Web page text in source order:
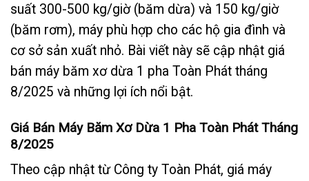
suất 300-500 kg/giờ (băm dừa) và 150 kg/giờ
(băm rơm), máy phù hợp cho các hộ gia đình và
cơ sở sản xuất nhỏ. Bài viết này sẽ cập nhật giá
bán máy băm xơ dừa 1 pha Toàn Phát tháng
8/2025 và những lợi ích nổi bật.
Giá Bán Máy Băm Xơ Dừa 1 Pha Toàn Phát Tháng
8/2025
Theo cập nhật từ Công ty Toàn Phát, giá máy